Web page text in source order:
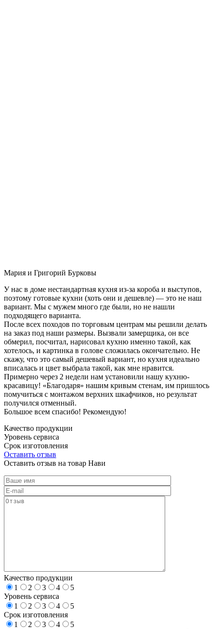
Мария и Григорий Бурковы
У нас в доме нестандартная кухня из-за короба и выступов,
поэтому готовые кухни (хоть они и дешевле) — это не наш
вариант. Мы с мужем много где были, но не нашли
подходящего варианта.
После всех походов по торговым центрам мы решили делать
на заказ под наши размеры. Вызвали замерщика, он все
обмерил, посчитал, нарисовал кухню именно такой, как
хотелось, и картинка в голове сложилась окончательно. Не
скажу, что это самый дешевый вариант, но кухня идеально
вписалась и цвет выбрала такой, как мне нравится.
Примерно через 2 недели нам установили нашу кухню-
красавицу! «Благодаря» нашим кривым стенам, им пришлось
помучиться с монтажом верхних шкафчиков, но результат
получился отменный.
Большое всем спасибо! Рекомендую!
Качество продукции
Уровень сервиса
Срок изготовления
Оставить отзыв
Оставить отзыв на товар Нави
Качество продукции
1
2 3 4
5
Уровень сервиса
1
2 3 4
5
Срок изготовления
1
2 3 4
5